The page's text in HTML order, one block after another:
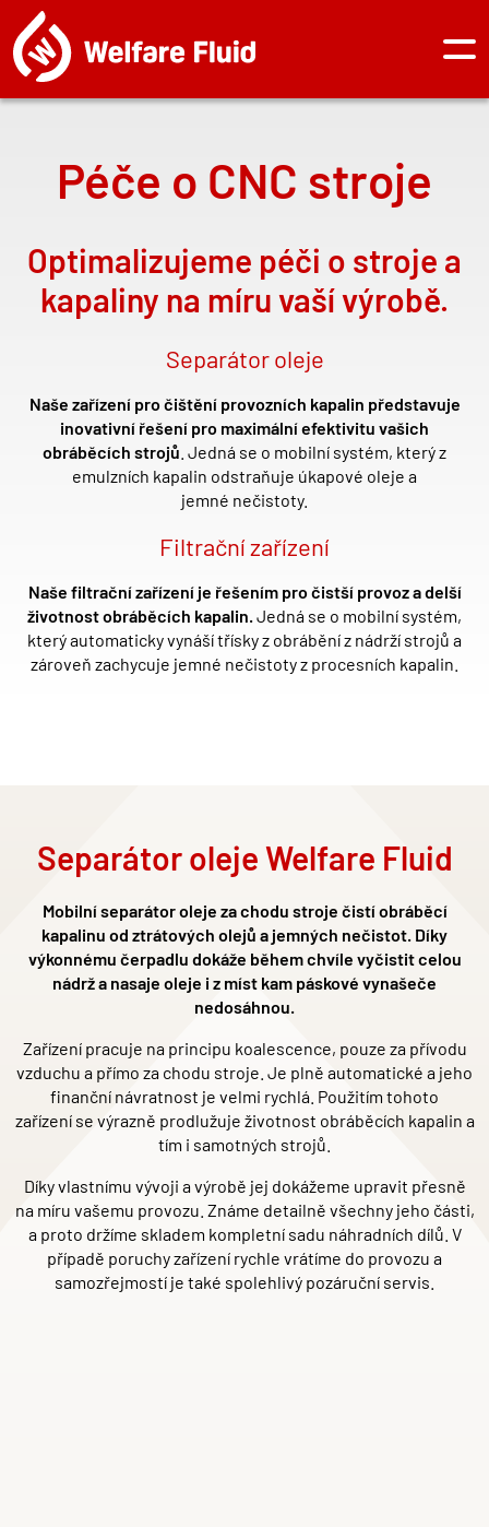
Přejít
hlavnímu
obsahu
Péče o CNC stroje
Optimalizujeme péči o stroje a
kapaliny na míru vaší výrobě.
Separátor oleje
Naše zařízení pro čištění provozních kapalin představuje
inovativní řešení pro maximální efektivitu vašich
obráběcích strojů . Jedná se o mobilní systém, který z
emulzních kapalin odstraňuje úkapové oleje a
jemné nečistoty.
Filtrační zařízení
Naše filtrační zařízení je řešením pro čistší provoz a delší
životnost obráběcích kapalin. Jedná se o mobilní systém,
který automaticky vynáší třísky z obrábění z nádrží strojů a
zároveň zachycuje jemné nečistoty z procesních kapalin.
Separátor oleje Welfare Fluid
Mobilní separátor oleje za chodu stroje čistí obráběcí
kapalinu od ztrátových olejů a jemných nečistot. Díky
výkonnému čerpadlu dokáže během chvíle vyčistit celou
nádrž a nasaje oleje i z míst kam páskové vynašeče
nedosáhnou.
Zařízení pracuje na principu koalescence, pouze za přívodu
vzduchu a přímo za chodu stroje. Je plně automatické a jeho
finanční návratnost je velmi rychlá . Použitím tohoto
zařízení se výrazně prodlužuje životnost obráběcích kapalin a
tím i samotných strojů.
Díky vlastnímu vývoji a výrobě jej dokážeme upravit přesně
na míru vašemu provozu. Známe detailně všechny jeho části,
a proto držíme skladem kompletní sadu náhradních dílů. V
případě poruchy zařízení rychle vrátíme do provozu a
samozřejmostí je také spolehlivý pozáruční servis.